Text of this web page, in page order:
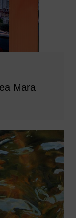
Mara